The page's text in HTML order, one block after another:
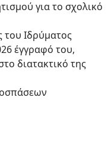
για το σχολικό
του Ιδρύματος
έγγραφό του,
διατακτικό της